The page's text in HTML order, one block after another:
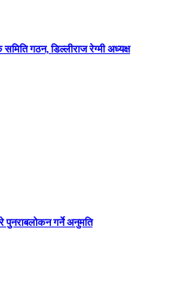
गठन, डिल्लीराज रेग्मी अध्यक्ष
पुनराबलोकन गर्ने अनुमति